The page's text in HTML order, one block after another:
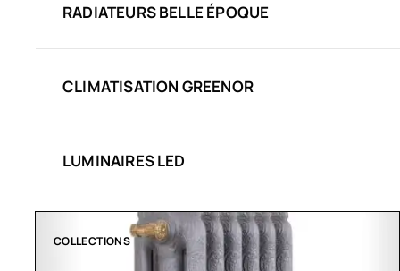
RADIATEURS BELLE ÉPOQUE
CLIMATISATION GREENOR
LUMINAIRES LED
CLIMATISATION GREENOR